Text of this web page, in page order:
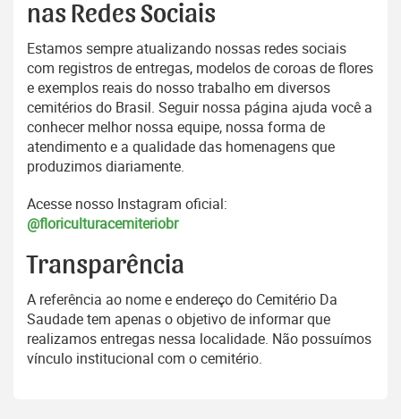
nas Redes Sociais
Estamos sempre atualizando nossas redes sociais
com registros de entregas, modelos de coroas de flores
e exemplos reais do nosso trabalho em diversos
cemitérios do Brasil. Seguir nossa página ajuda você a
conhecer melhor nossa equipe, nossa forma de
atendimento e a qualidade das homenagens que
produzimos diariamente.
Acesse nosso Instagram oficial:
@floriculturacemiteriobr
Transparência
A referência ao nome e endereço do Cemitério Da
Saudade tem apenas o objetivo de informar que
realizamos entregas nessa localidade. Não possuímos
vínculo institucional com o cemitério.